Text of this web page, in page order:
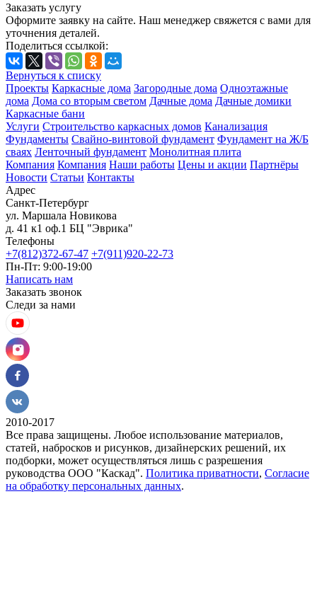
Заказать услугу
Оформите заявку на сайте. Наш менеджер свяжется с вами для
уточнения деталей.
Поделиться ссылкой:
Вернуться к списку
Проекты Каркасные дома Загородные дома Одноэтажные
дома Дома со вторым светом Дачные дома Дачные домики
Каркасные бани
Услуги Строительство каркасных домов Канализация
Фундаменты Свайно-винтовой фундамент Фундамент на Ж/Б
сваях Ленточный фундамент Монолитная плита
Компания Компания Наши работы Цены и акции Партнёры
Новости Статьи Контакты
Адрес
Санкт-Петербург
ул. Маршала Новикова
д. 41 к1 оф.1 БЦ "Эврика"
Телефоны
+7(812)372-67-47 +7(911)920-22-73
Пн-Пт: 9:00-19:00
Написать нам
Заказать звонок
Следи за нами
2010-2017
Все права защищены. Любое использование материалов,
статей, набросков и рисунков, дизайнерских решений, их
подборки, может осуществляться лишь с разрешения
руководства ООО "Каскад". Политика приватности, Согласие
на обработку персональных данных.